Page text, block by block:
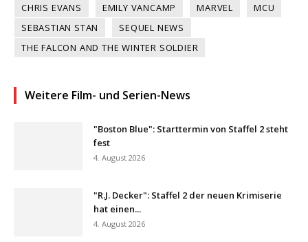
CHRIS EVANS
EMILY VANCAMP MARVEL
MCU
SEBASTIAN STAN
SEQUEL NEWS
THE FALCON AND THE WINTER SOLDIER
Weitere Film- und Serien-News
"Boston Blue": Starttermin von Staffel 2 steht
fest
4. August 2026
"R.J. Decker": Staffel 2 der neuen Krimiserie
hat einen...
4. August 2026